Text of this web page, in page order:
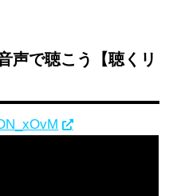
声で聴こう【聴くリ